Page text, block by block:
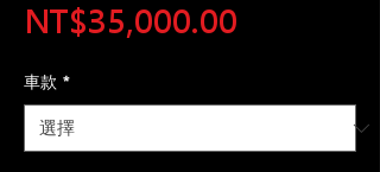
NT$35,000.00
車款 *